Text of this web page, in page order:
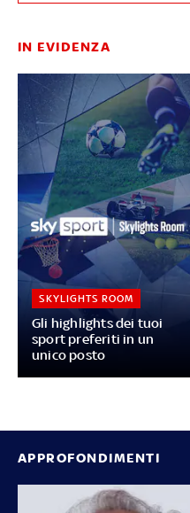
IN EVIDENZA
SKYLIGHTS ROOM
Gli highlights dei tuoi
sport preferiti in un
unico posto
APPROFONDIMENTI